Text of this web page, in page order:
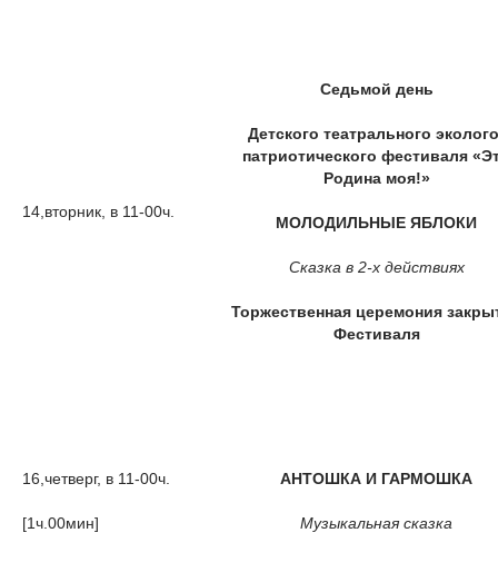
14,вторник, в 11-00ч.
Седьмой день
Детского театрального
патриотического фестиваля
Родина моя!»
МОЛОДИЛЬНЫЕ ЯБЛОКИ
Сказка в 2-х действиях
Торжественная церемония
Фестиваля
16,четверг, в 11-00ч.
[1ч.00мин]
АНТОШКА И ГАРМОШКА
Музыкальная сказка